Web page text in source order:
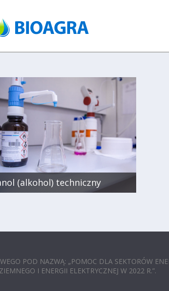
(alkohol) techniczny
POD NAZWĄ: „POMOC DLA SEKTORÓW
I ENERGII ELEKTRYCZNEJ W 2022 R.”.